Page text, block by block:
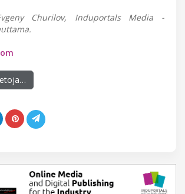
Churilov, Induportals Media -